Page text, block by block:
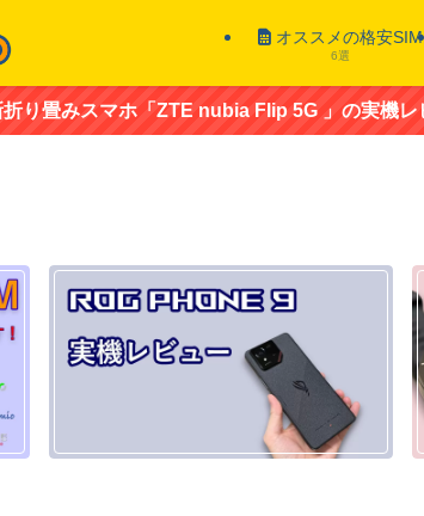
オススメの格安SIM
6選
ZTE nubia Flip 5G 」の実機レビュー 掲載中！